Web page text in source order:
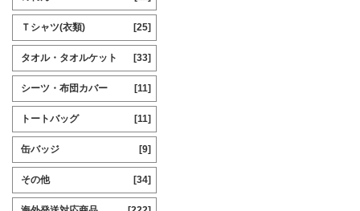
Ｔシャツ(衣類) [25]
タオル・タオルケット [33]
シーツ・布団カバー [11]
トートバッグ [11]
缶バッジ [9]
その他 [34]